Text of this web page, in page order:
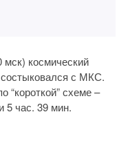
мск) космический
с МКС.
“короткой” схеме –
5 час. 39 мин.